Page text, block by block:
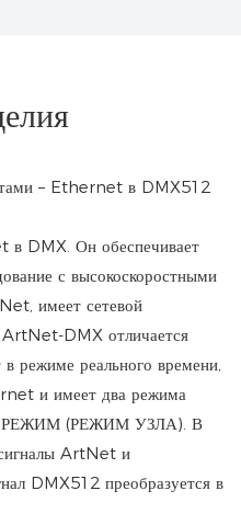
в DMX. Он обеспечивает
с высокоскоростными
имеет сетевой
DMX отличается
в режиме реального времени,
и имеет два режима
(РЕЖИМ УЗЛА). В
ArtNet и
DMX512 преобразуется в